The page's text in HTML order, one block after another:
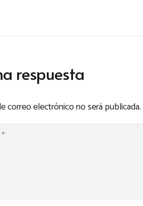
respuesta
correo electrónico no será publicada.